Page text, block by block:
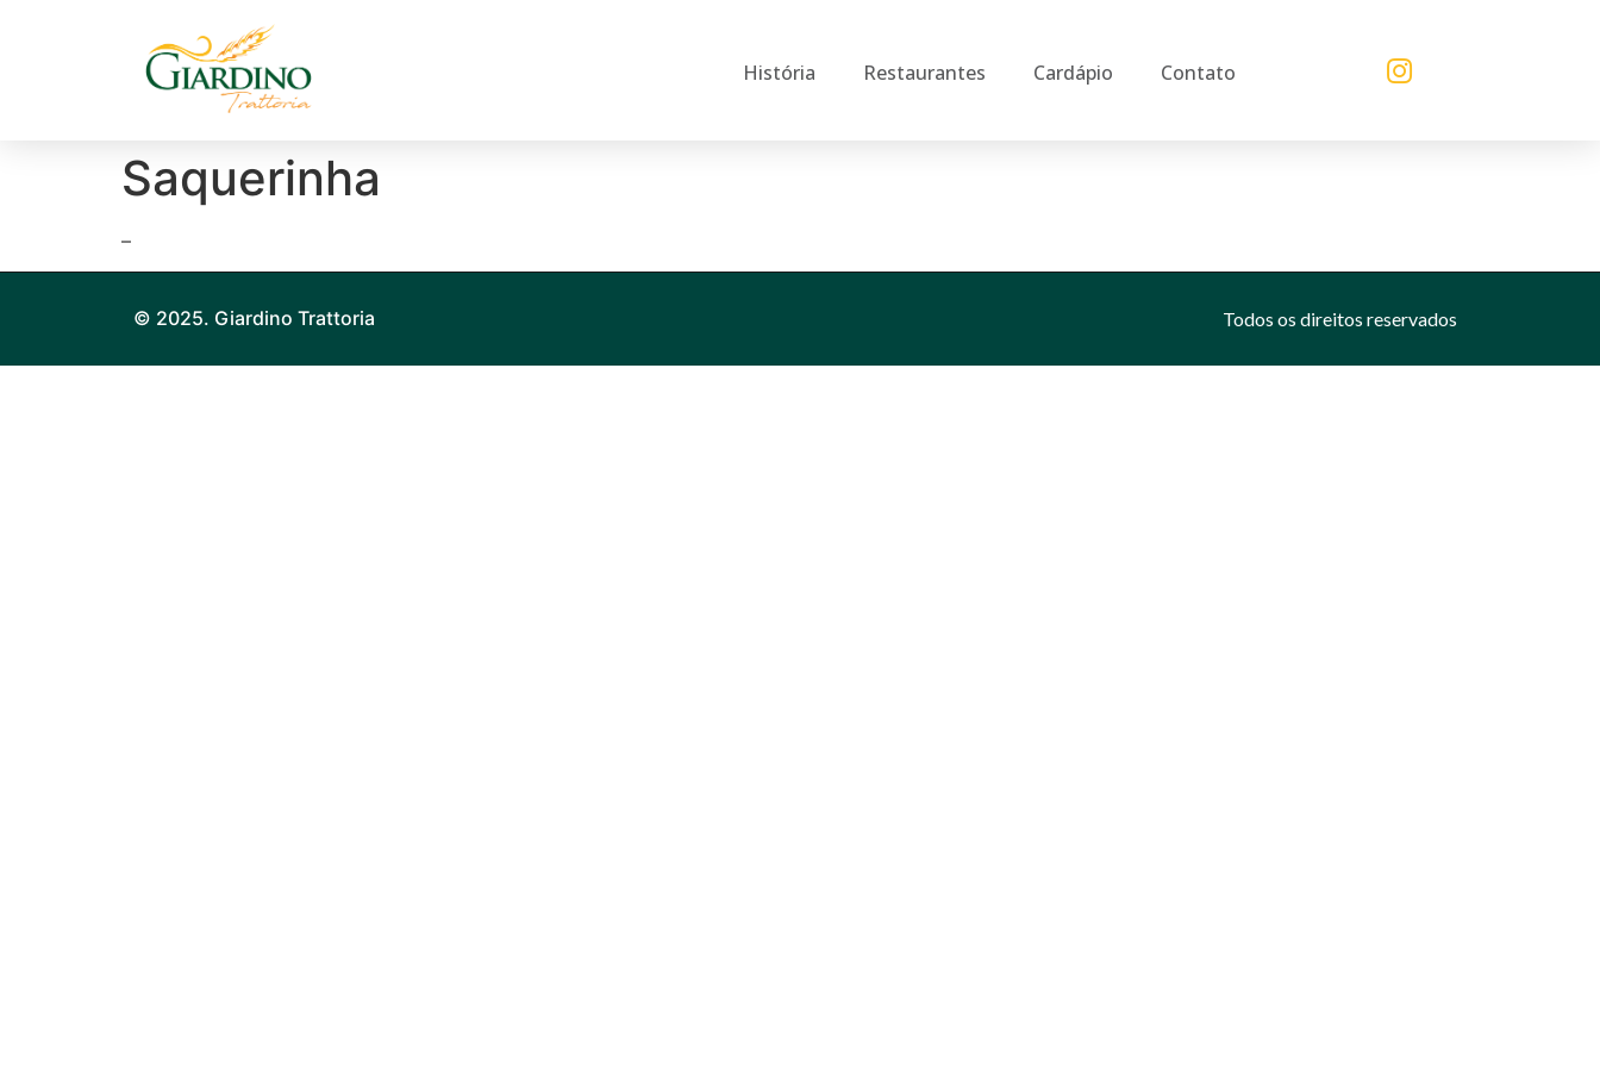
História Restaurantes Cardápio Contato
Saquerinha
–
© 2025. Giardino Trattoria Todos os direitos reservados